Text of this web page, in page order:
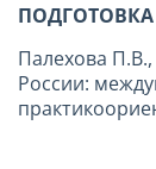
Палехова
России: